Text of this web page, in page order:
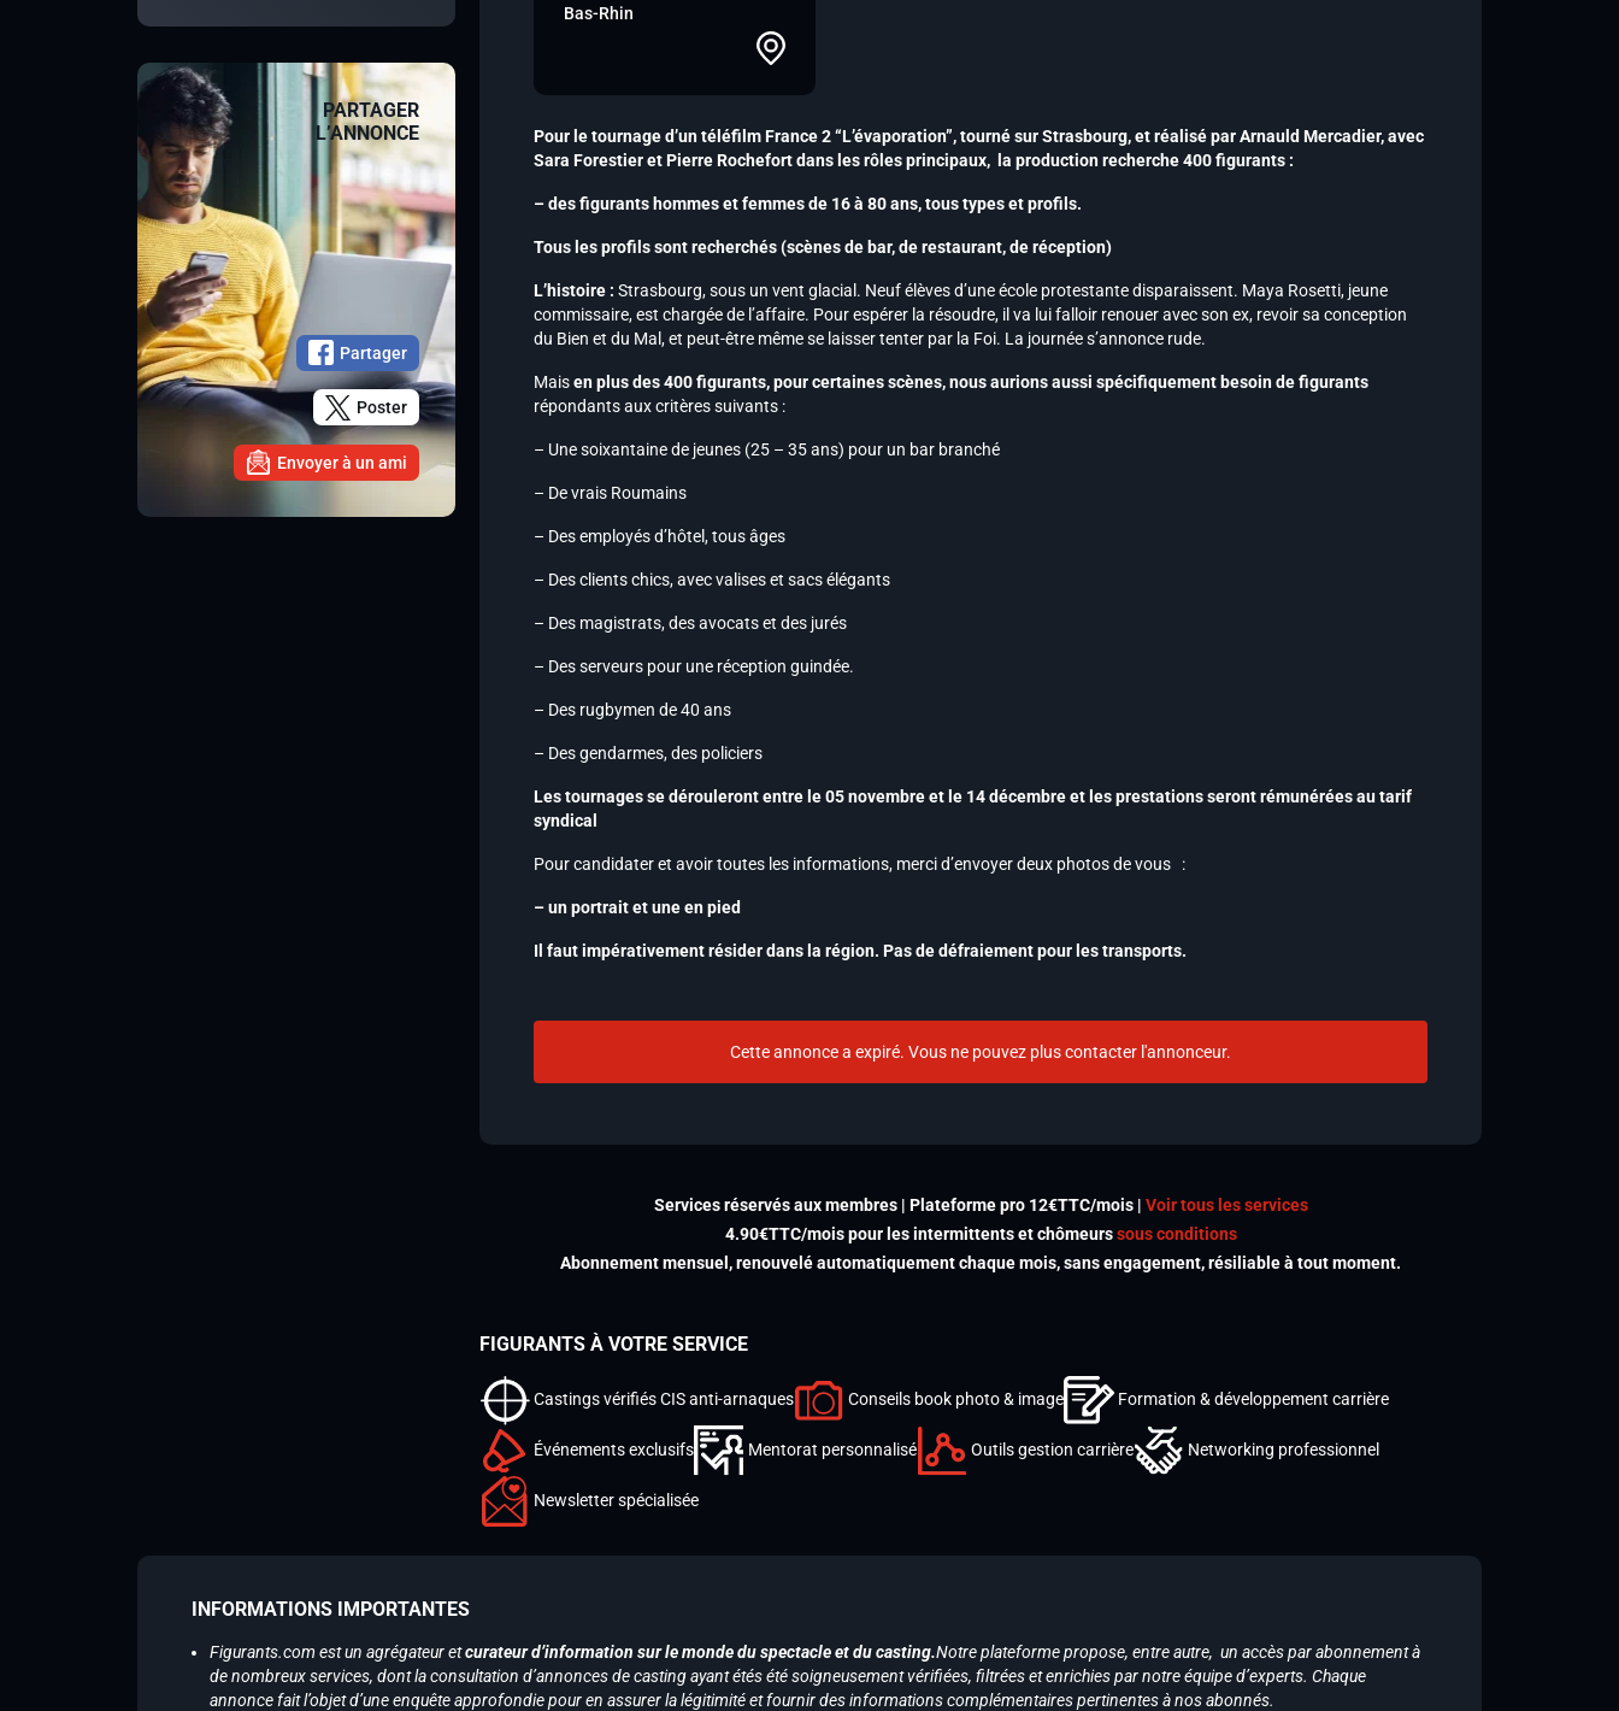
PARTAGER
L’ANNONCE
Partager
Poster
Envoyer à un ami
Bas-Rhin
Pour le tournage d’un téléfilmFrance 2 “L’évaporation”, tourné sur Strasbourg, et réalisé par Arnauld Mercadier, avec
Sara Forestier et Pierre Rochefort dans les rôles principaux,
la production recherche 400 figurants :
– des figurants hommes et femmes de 16 à 80 ans, tous types et profils.
Tous les profils sont recherchés (scènes de bar, de restaurant, de réception)
L’histoire : Strasbourg, sous un vent glacial. Neuf élèves d’une école protestante disparaissent. Maya Rosetti, jeune
commissaire, est chargée de l’affaire. Pour espérer la résoudre, il va lui falloir renouer avec son ex, revoir sa conception
du Bien et du Mal, et peut-être même se laisser tenter par la Foi. La journée s’annonce rude.
Maisen plus des 400 figurants, pour certaines scènes, nous aurions aussi spécifiquement besoin de figurants
répondants aux critères suivants :
– Une soixantaine de jeunes (25 – 35 ans) pour un bar branché
– De vrais Roumains
– Des employés d’hôtel, tous âges
– Des clients chics, avec valises et sacs élégants
– Des magistrats, des avocats et des jurés
– Des serveurs pour une réception guindée.
– Des rugbymen de 40 ans
– Des gendarmes, des policiers
Les tournages se dérouleront entre le 05 novembre et le 14 décembre et les prestations seront rémunérées au tarif
syndical
Pour candidater et avoir toutes les informations, merci d’envoyer deux photos de vous :
– un portrait et une en pied
Il faut impérativement résider dans la région. Pas de défraiement pour les transports.
Cette annonce a expiré. Vous ne pouvez plus contacter l'annonceur.
Services réservés aux membres | Plateforme pro 12€TTC/mois | Voir tous les services
4.90€TTC/mois pour les intermittents et chômeurssous conditions
Abonnement mensuel, renouvelé automatiquement chaque mois, sans engagement, résiliable à tout moment.
FIGURANTS À VOTRE SERVICE
Castings vérifiés CIS anti-arnaques Conseils book photo & image Formation & développement carrière
Événements exclusifs Mentorat personnalisé Outils gestion carrière Networking professionnel
Newsletter spécialisée
INFORMATIONS IMPORTANTES
Figurants.com est un agrégateur etcurateur d’information sur le monde du spectacle et du casting.Notre plateforme propose, entre autre, un accès par abonnement à
de nombreux services, dont la consultation d’annonces de casting ayant étés été soigneusement vérifiées, filtrées et enrichies par notre équipe d’experts. Chaque
annonce fait l’objet d’une enquête approfondie pour en assurer la légitimité et fournir des informations complémentaires pertinentes à nos abonnés.